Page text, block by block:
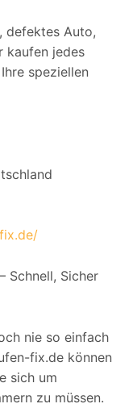
defektes Auto,
kaufen jedes
speziellen
Schnell, Sicher
nie so einfach
fix.de können
sich um
zu müssen.